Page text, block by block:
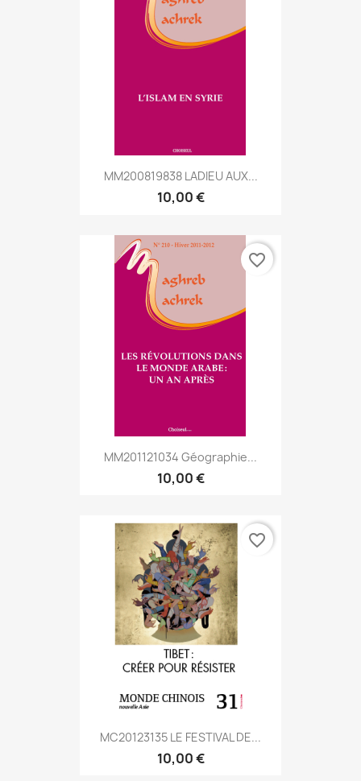
MM200819838 LADIEU AUX...
10,00 €
MM201121034 Géographie...
10,00 €
favorite_border
MC20123135 LE FESTIVAL DE...
10,00 €
favorite_border